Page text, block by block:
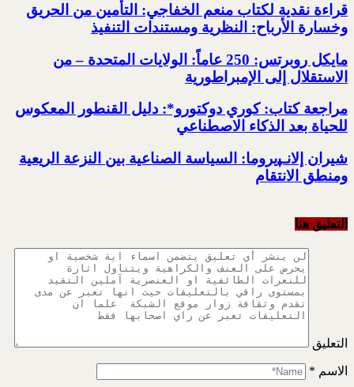
قراءة نقدية لكتاب منعم الخفاجي:‏ التأمين من الحريق
‏وخسارة الأرباح: النظرية ‏ومستندات التنفيذ
مايكل روبرتس: 250 عاماً: الولايات المتحدة – من
الاستقلال إلى الإمبراطورية
مراجعة كتاب:‏ كوري دوكتورو*:‏ دليل القنطور المعكوس
للحياة بعد ‏الذكاء الاصطناعي
شيران إلانـﭙيروما: السياسة الصناعية ‏بين النزعة الريعية
ومنطق الانتقام
التعليق هنا
التعليق
الاسم *